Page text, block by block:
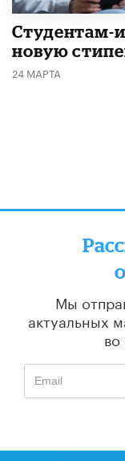
Студентам-
новую
24 МАРТА
Мы
актуальных